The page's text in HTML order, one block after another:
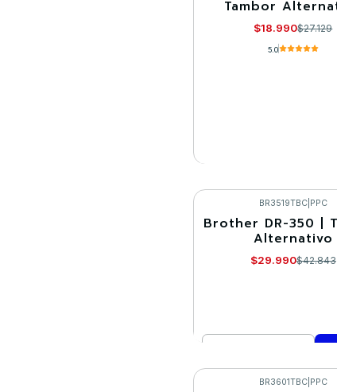
Tambor
$18.990$27.129
5.0
VER DETALLES
-30%
BR3519TBC| PPC
Brother DR-350 |
Alternativo
$29.990$42.843
Comprar ahora
BR3601TBC| PPC